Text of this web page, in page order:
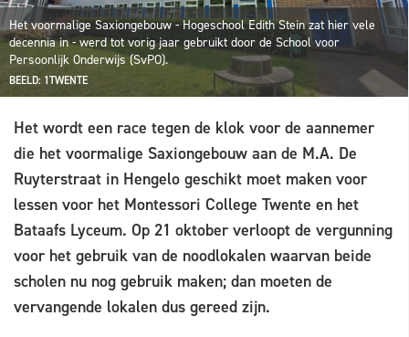
Het voormalige Saxiongebouw - Hogeschool Edith Stein zat hier vele
decennia in - werd tot vorig jaar gebruikt door de School voor
Persoonlijk Onderwijs (SvPO).
BEELD: 1TWENTE
Het wordt een race tegen de klok voor de aannemer
die het voormalige Saxiongebouw aan de M.A. De
Ruyterstraat in Hengelo geschikt moet maken voor
lessen voor het Montessori College Twente en het
Bataafs Lyceum. Op 21 oktober verloopt de vergunning
voor het gebruik van de noodlokalen waarvan beide
scholen nu nog gebruik maken; dan moeten de
vervangende lokalen dus gereed zijn.